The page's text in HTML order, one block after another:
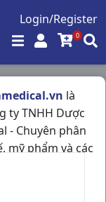
Login/Register
0
là
ty TNHH Dược
- Chuyên phân
mỹ phẩm và các
- Kháng Virus /